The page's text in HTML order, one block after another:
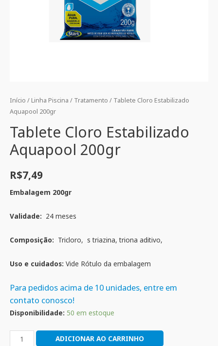
Início / Linha Piscina / Tratamento / Tablete Cloro Estabilizado
Aquapool 200gr
Tablete Cloro Estabilizado
Aquapool 200gr
R$7,49
Embalagem 200gr
Validade: 24 meses
Composição: Tricloro, s triazina, triona aditivo,
Uso e cuidados: Vide Rótulo da embalagem
Para pedidos acima de 10 unidades, entre em
contato conosco!
Disponibilidade: 50 em estoque
ADICIONAR AO CARRINHO